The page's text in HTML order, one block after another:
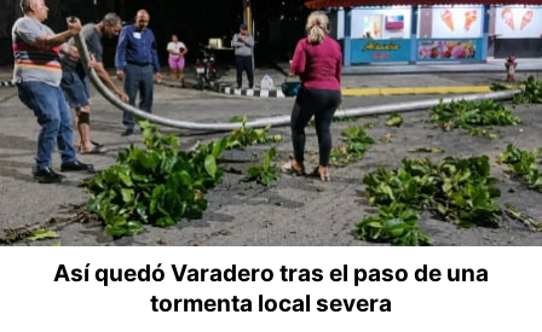
Así quedó Varadero tras el paso de una
tormenta local severa